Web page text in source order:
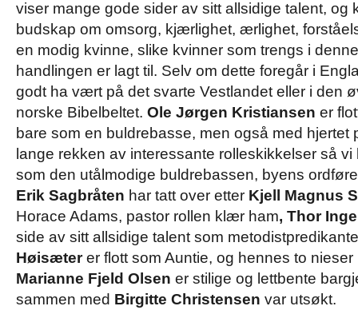
viser mange gode sider av sitt allsidige talent, og
budskap om omsorg, kjærlighet, ærlighet,
en modig kvinne, slike kvinner som trengs i
handlingen er lagt til. Selv om dette foregår i
godt ha vært på det svarte Vestlandet eller i den
norske Bibelbeltet. Ole Jørgen Kristiansen er
bare som en buldrebasse, men også med hjertet
lange rekken av interessante rolleskikkelser så vi
som den utålmodige buldrebassen, byens
Erik Sagbråten har tatt over etter Kjell Magnus
Horace Adams, pastor rollen klær ham, Thor
side av sitt allsidige talent som
Høisæterer flott som Auntie, og hennes to nieser
Marianne Fjeld Olsen er stilige og lettbente
sammen med Birgitte Christensen var utsøkt.